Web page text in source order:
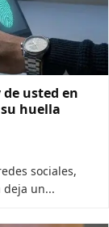
usted en
huella
sociales,
un...